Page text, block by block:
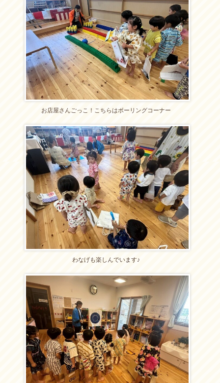
お店屋さんごっこ！こちらはボーリングコーナー
わなげも楽しんでいます♪